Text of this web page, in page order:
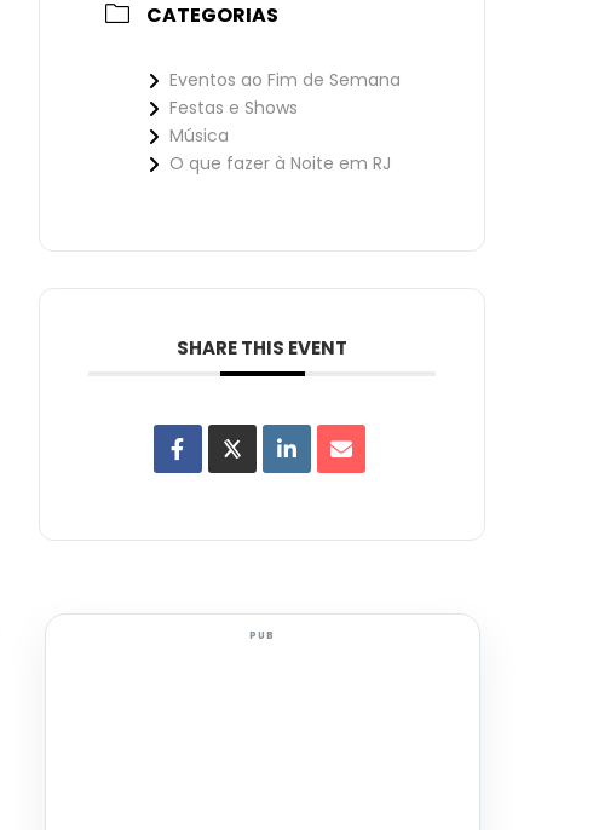
CATEGORIAS
Eventos ao Fim de Semana
Festas e Shows
Música
O que fazer à Noite em RJ
SHARE THIS EVENT
PUB